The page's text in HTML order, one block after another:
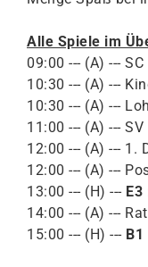
Alle Spiele im
09:00 --- (A) ---
10:30 --- (A) ---
10:30 --- (A) ---
11:00 --- (A) ---
12:00 --- (A) --- 1.
12:00 --- (A) ---
13:00 --- (H) --- E3
14:00 --- (A) ---
15:00 --- (H) --- B1